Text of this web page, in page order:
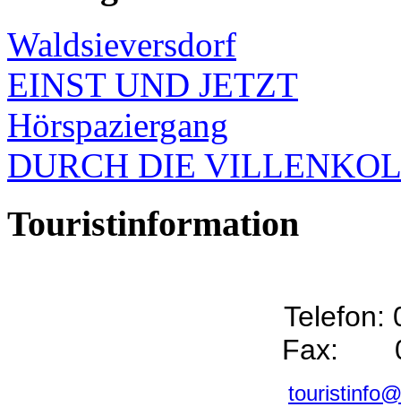
Waldsieversdorf
EINST UND JETZT
Hörspaziergang
DURCH DIE
Touristinformation
Telefon:
Fax: